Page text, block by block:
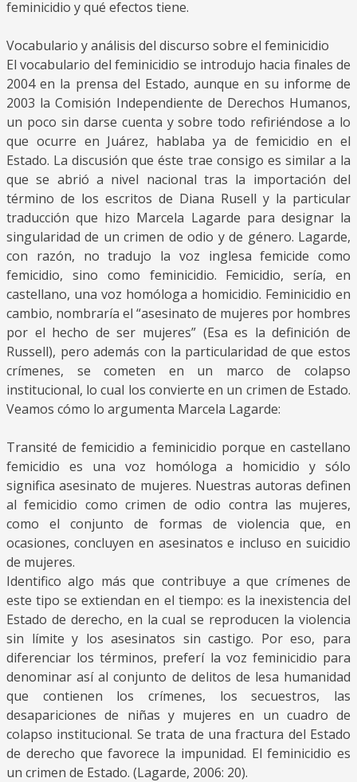
feminicidio y qué efectos tiene.
Vocabulario y análisis del discurso sobre el feminicidio
El vocabulario del feminicidio se introdujo hacia finales de
2004 en la prensa del Estado, aunque en su informe de
2003 la Comisión Independiente de Derechos Humanos,
un poco sin darse cuenta y sobre todo refiriéndose a lo
que ocurre en Juárez, hablaba ya de femicidio en el
Estado. La discusión que éste trae consigo es similar a la
que se abrió a nivel nacional tras la importación del
término de los escritos de Diana Rusell y la particular
traducción que hizo Marcela Lagarde para designar la
singularidad de un crimen de odio y de género. Lagarde,
con razón, no tradujo la voz inglesa femicide como
femicidio, sino como feminicidio. Femicidio, sería, en
castellano, una voz homóloga a homicidio. Feminicidio en
cambio, nombraría el “asesinato de mujeres por hombres
por el hecho de ser mujeres” (Esa es la definición de
Russell), pero además con la particularidad de que estos
crímenes, se cometen en un marco de colapso
institucional, lo cual los convierte en un crimen de Estado.
Veamos cómo lo argumenta Marcela Lagarde:
Transité de femicidio a feminicidio porque en castellano
femicidio es una voz homóloga a homicidio y sólo
significa asesinato de mujeres. Nuestras autoras definen
al femicidio como crimen de odio contra las mujeres,
como el conjunto de formas de violencia que, en
ocasiones, concluyen en asesinatos e incluso en suicidio
de mujeres.
Identifico algo más que contribuye a que crímenes de
este tipo se extiendan en el tiempo: es la inexistencia del
Estado de derecho, en la cual se reproducen la violencia
sin límite y los asesinatos sin castigo. Por eso, para
diferenciar los términos, preferí la voz feminicidio para
denominar así al conjunto de delitos de lesa humanidad
que contienen los crímenes, los secuestros, las
desapariciones de niñas y mujeres en un cuadro de
colapso institucional. Se trata de una fractura del Estado
de derecho que favorece la impunidad. El feminicidio es
un crimen de Estado. (Lagarde, 2006: 20).